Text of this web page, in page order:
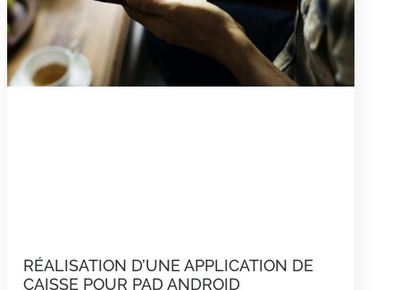
RÉALISATION D’UNE APPLICATION DE
CAISSE POUR PAD ANDROID